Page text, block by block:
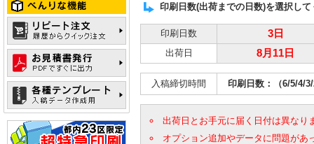
印刷日数(出荷までの日数)を選択して
印刷日数 3日
出荷日 8月11日
入稿締切時間 印刷日数：（6/5/4/
出荷日とお手元に届く日付は異なり
オプション追加やデータに問題があ